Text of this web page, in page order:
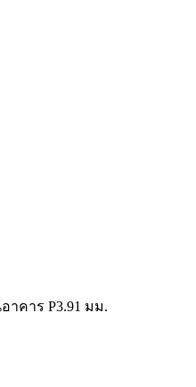
าคาร P3.91 มม.